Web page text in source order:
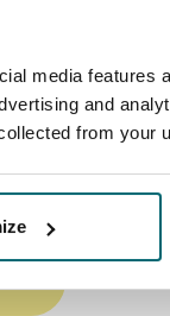
media features
and
from your
van Alfons